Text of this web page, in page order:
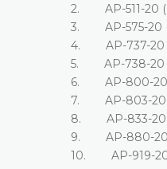
2. AP-511-20
3. AP-575-20
4. AP-737-20
5. AP-738-20
6. AP-800-
7. AP-803-20
8. AP-833-20
9. AP-880-
10. AP-919-